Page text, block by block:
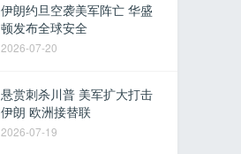
伊朗约旦空袭美军阵亡 华盛
顿发布全球安全
2026-07-20
悬赏刺杀川普 美军扩大打击
伊朗 欧洲接替联
2026-07-19